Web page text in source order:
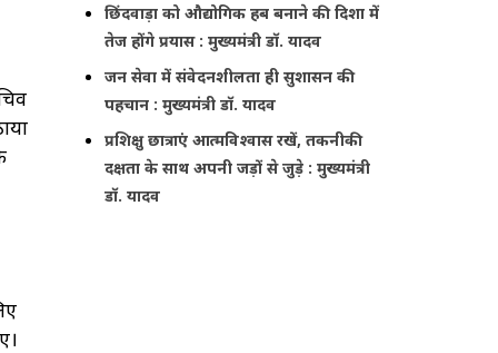
छिंदवाड़ा को औद्योगिक हब बनाने की दिशा में
तेज होंगे प्रयास : मुख्यमंत्री डॉ. यादव
जन सेवा में संवेदनशीलता ही सुशासन की
पहचान : मुख्यमंत्री डॉ. यादव
प्रशिक्षु छात्राएं आत्मविश्वास रखें, तकनीकी
दक्षता के साथ अपनी जड़ों से जुड़े : मुख्यमंत्री
डॉ. यादव